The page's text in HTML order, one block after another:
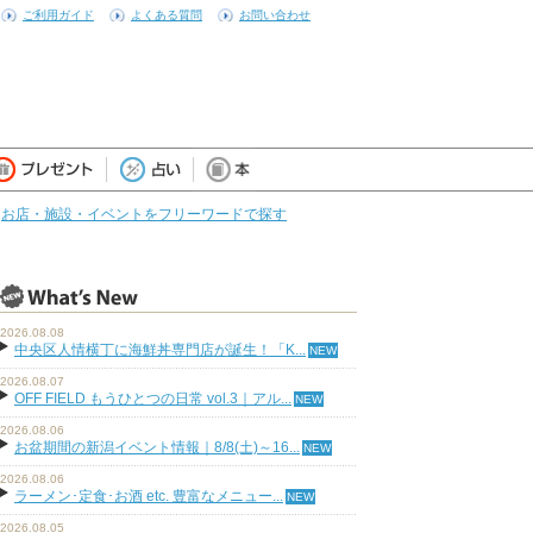
ご利用ガイド よくある質問 お問い合わせ
お店・施設・イベントをフリーワードで探す
2026.08.08
中央区人情横丁に海鮮丼専門店が誕生！「K...
2026.08.07
OFF FIELD もうひとつの日常 vol.3｜アル...
2026.08.06
お盆期間の新潟イベント情報｜8/8(土)～16...
2026.08.06
ラーメン･定食･お酒 etc. 豊富なメニュー...
2026.08.05